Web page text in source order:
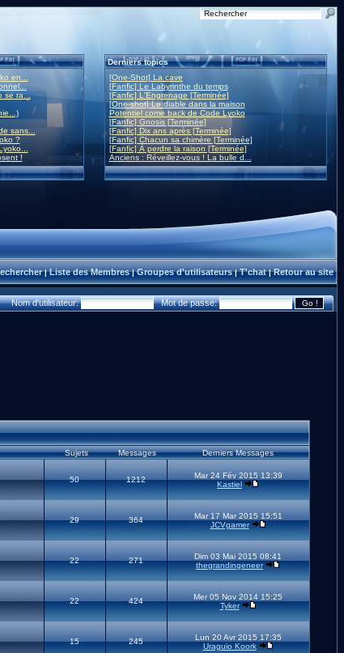
en...
se ra...
sans...
?
!
Derniers topics
[One-Shot] La cave
[Fanfic] Le Labyrinthe du temps
[Fanfic] L'Engrenage [Terminée]
[One-shot] Le diable dans la maison
Potentiel come back de Code Lyoko
[Fanfic] Gnosis [Terminée]
[Fanfic] Dix ans après [Terminée]
[Fanfic] Chacun sa chimère [Terminée]
[Fanfic] À perdre la raison [Terminée]
Anciens : Réveillez-vous ! La bulle d...
|Liste des Membres|Groupes d'utilisateurs|T'chat|Retour au site
Nom d'utilisateur: Mot de passe:
Sujets Messages Derniers Messages
50 1212
Mar 24 Fév 2015 13:39
Kastiel
29 364
Mar 17 Mar 2015 15:51
JCVgamer
22 271
Dim 03 Mai 2015 08:41
thegrandingeneer
22 424
Mer 05 Nov 2014 15:25
Tyker
15 245
Lun 20 Avr 2015 17:35
Uraguio Koork